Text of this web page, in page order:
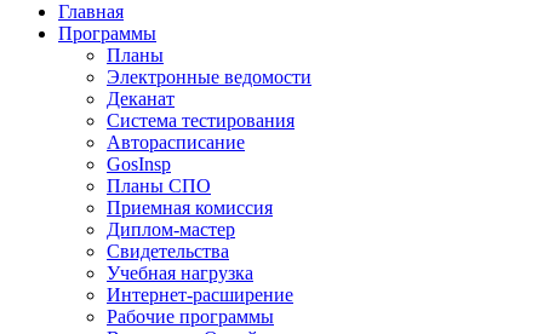
Главная
Программы
Планы
Электронные ведомости
Деканат
Система тестирования
Авторасписание
GosInsp
Планы СПО
Приемная комиссия
Диплом-мастер
Свидетельства
Учебная нагрузка
Интернет-расширение
Рабочие программы